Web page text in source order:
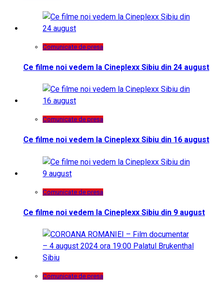
Comunicate de presa
Ce filme noi vedem la Cineplexx Sibiu din 24 august
Comunicate de presa
Ce filme noi vedem la Cineplexx Sibiu din 16 august
Comunicate de presa
Ce filme noi vedem la Cineplexx Sibiu din 9 august
Comunicate de presa